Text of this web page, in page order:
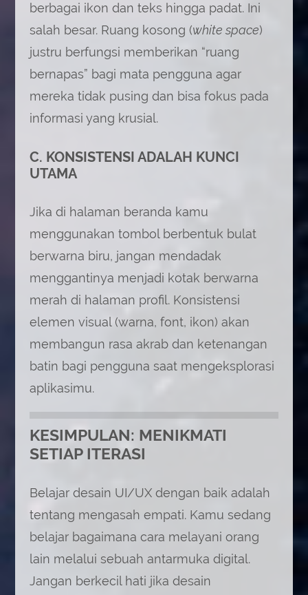
berbagai ikon dan teks hingga padat. Ini
salah besar. Ruang kosong (white space)
justru berfungsi memberikan “ruang
bernapas” bagi mata pengguna agar
mereka tidak pusing dan bisa fokus pada
informasi yang krusial.
C. KONSISTENSI ADALAH KUNCI
UTAMA
Jika di halaman beranda kamu
menggunakan tombol berbentuk bulat
berwarna biru, jangan mendadak
menggantinya menjadi kotak berwarna
merah di halaman profil. Konsistensi
elemen visual (warna, font, ikon) akan
membangun rasa akrab dan ketenangan
batin bagi pengguna saat mengeksplorasi
aplikasimu.
KESIMPULAN: MENIKMATI
SETIAP ITERASI
Belajar desain UI/UX dengan baik adalah
tentang mengasah empati. Kamu sedang
belajar bagaimana cara melayani orang
lain melalui sebuah antarmuka digital.
Jangan berkecil hati jika desain